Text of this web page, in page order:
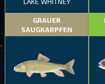
GRAUER
SAUGKARPFEN